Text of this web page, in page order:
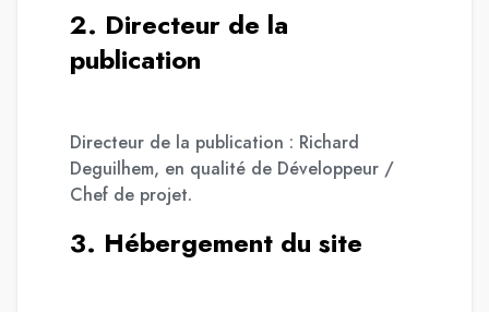
2. Directeur de la
publication
Directeur de la publication : Richard
Deguilhem, en qualité de Développeur /
Chef de projet.
3. Hébergement du site